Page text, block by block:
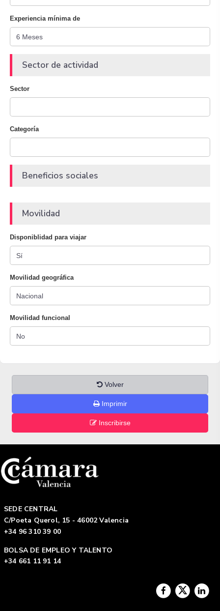
Experiencia mínima de
Sector de actividad
Sector
Categoría
Beneficios sociales
Movilidad
Disponiblidad para viajar
Movilidad geográfica
Movilidad funcional
Volver
Imprimir
Inscribirse
SEDE CENTRAL
C/Poeta Querol, 15 - 46002 Valencia
+34 96 310 39 00
BOLSA DE EMPLEO Y TALENTO
+34 661 11 91 14